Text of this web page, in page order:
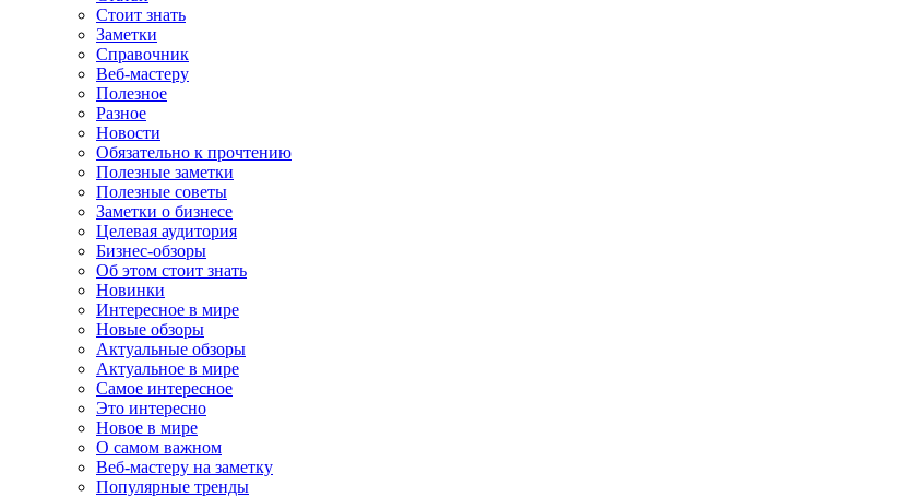
Стоит знать
Заметки
Справочник
Веб-мастеру
Полезное
Разное
Новости
Обязательно к прочтению
Полезные заметки
Полезные советы
Заметки о бизнесе
Целевая аудитория
Бизнес-обзоры
Об этом стоит знать
Новинки
Интересное в мире
Новые обзоры
Актуальные обзоры
Актуальное в мире
Самое интересное
Это интересно
Новое в мире
О самом важном
Веб-мастеру на заметку
Популярные тренды